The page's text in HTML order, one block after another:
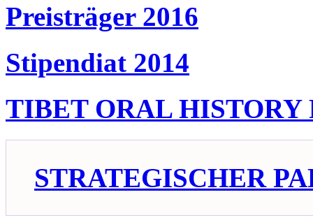
Preisträger 2016
Stipendiat 2014
TIBET ORAL HISTORY
STRATEGISCHER